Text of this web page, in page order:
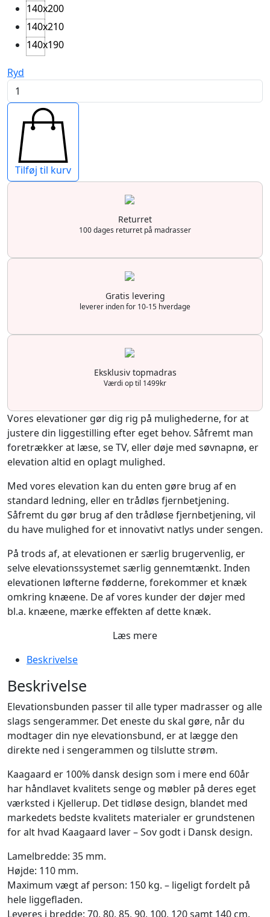
140x200
140x210
140x190
Ryd
Elevation
antal
Tilføj til kurv
Returret
100 dages returret på madrasser
Gratis levering
leverer inden for 10-15 hverdage
Eksklusiv topmadras
Værdi op til 1499kr
Vores elevationer gør dig rig på mulighederne, for at
justere din liggestilling efter eget behov. Såfremt man
foretrækker at læse, se TV, eller døje med søvnapnø, er
elevation altid en oplagt mulighed.
Med vores elevation kan du enten gøre brug af en
standard ledning, eller en trådløs fjernbetjening.
Såfremt du gør brug af den trådløse fjernbetjening, vil
du have mulighed for et innovativt natlys under sengen.
På trods af, at elevationen er særlig brugervenlig, er
selve elevationssystemet særlig gennemtænkt. Inden
elevationen løfterne fødderne, forekommer et knæk
omkring knæene. De af vores kunder der døjer med
bl.a. knæene, mærke effekten af dette knæk.
Læs mere
Beskrivelse
Beskrivelse
Elevationsbunden passer til alle typer madrasser og alle
slags sengerammer. Det eneste du skal gøre, når du
modtager din nye elevationsbund, er at lægge den
direkte ned i sengerammen og tilslutte strøm.
Kaagaard er 100% dansk design som i mere end 60år
har håndlavet kvalitets senge og møbler på deres eget
værksted i Kjellerup. Det tidløse design, blandet med
markedets bedste kvalitets materialer er grundstenen
for alt hvad Kaagaard laver – Sov godt i Dansk design.
Lamelbredde: 35 mm.
Højde: 110 mm.
Maximum vægt af person: 150 kg. – ligeligt fordelt på
hele liggefladen.
Leveres i bredde: 70, 80, 85, 90, 100, 120 samt 140 cm.